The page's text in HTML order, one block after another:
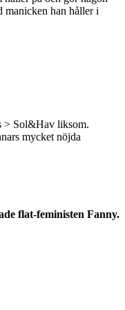
manicken han håller i
> Sol&Hav liksom.
mycket nöjda
flat-feministen Fanny.